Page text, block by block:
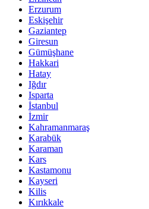
Erzurum
Eskişehir
Gaziantep
Giresun
Gümüşhane
Hakkari
Hatay
Iğdır
Isparta
İstanbul
İzmir
Kahramanmaraş
Karabük
Karaman
Kars
Kastamonu
Kayseri
Kilis
Kırıkkale